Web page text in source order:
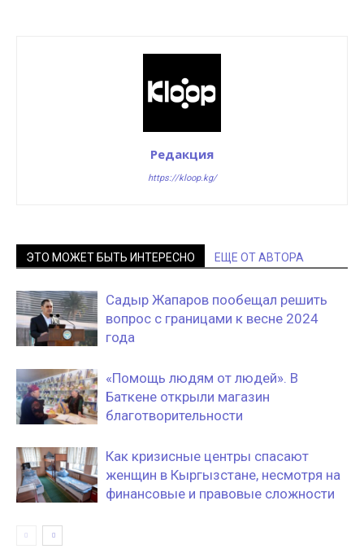
Редакция
https://kloop.kg/
ЭТО МОЖЕТ БЫТЬ ИНТЕРЕСНО ЕЩЕ ОТ АВТОРА
Садыр Жапаров пообещал решить
вопрос с границами к весне 2024
года
«Помощь людям от людей». В
Баткене открыли магазин
благотворительности
Как кризисные центры спасают
женщин в Кыргызстане, несмотря на
финансовые и правовые сложности